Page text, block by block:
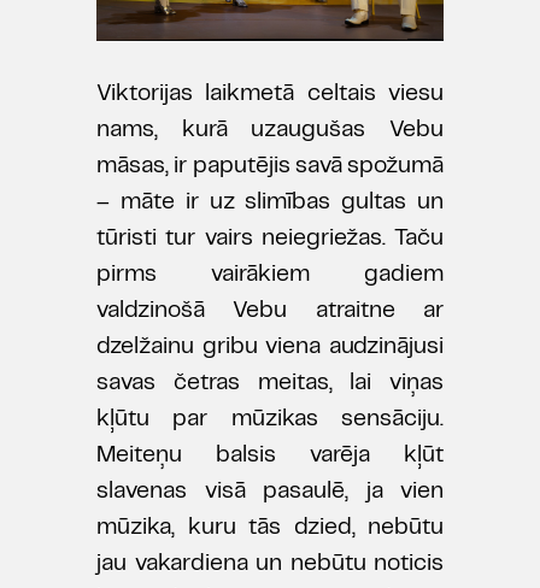
Viktorijas laikmetā celtais viesu
nams, kurā uzaugušas Vebu
māsas, ir paputējis savā spožumā
– māte ir uz slimības gultas un
tūristi tur vairs neiegriežas. Taču
pirms vairākiem gadiem
valdzinošā Vebu atraitne ar
dzelžainu gribu viena audzinājusi
savas četras meitas, lai viņas
kļūtu par mūzikas sensāciju.
Meiteņu balsis varēja kļūt
slavenas visā pasaulē, ja vien
mūzika, kuru tās dzied, nebūtu
jau vakardiena un nebūtu noticis